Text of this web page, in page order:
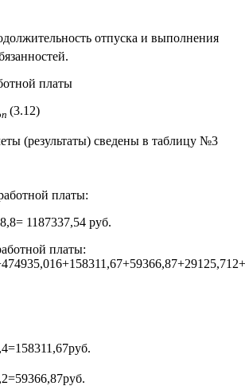
отпуска и выполнения
платы
(3.12)
(результаты) сведены в таблицу №3
платы:
1187337,54 руб.
платы: